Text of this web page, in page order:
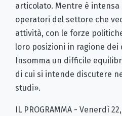
articolato. Mentre è
operatori del settore che
attività, con le forze
loro posizioni in ragione
Insomma un difficile
di cui si intende discutere
studi».
IL PROGRAMMA - Venerdì